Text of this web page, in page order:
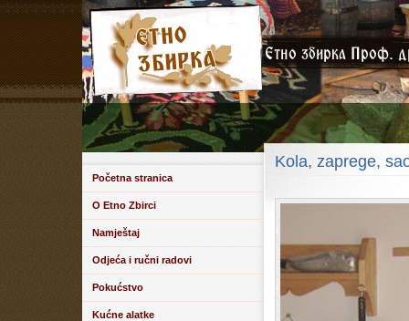
Početna stranica
O Etno Zbirci
Namještaj
Odjeća i ručni radovi
Pokućstvo
Kućne alatke
Kola, zaprege,